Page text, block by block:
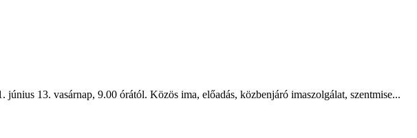
13. vasárnap, 9.00 órától. Közös ima, előadás, közbenjáró imaszolgálat, szentmise...